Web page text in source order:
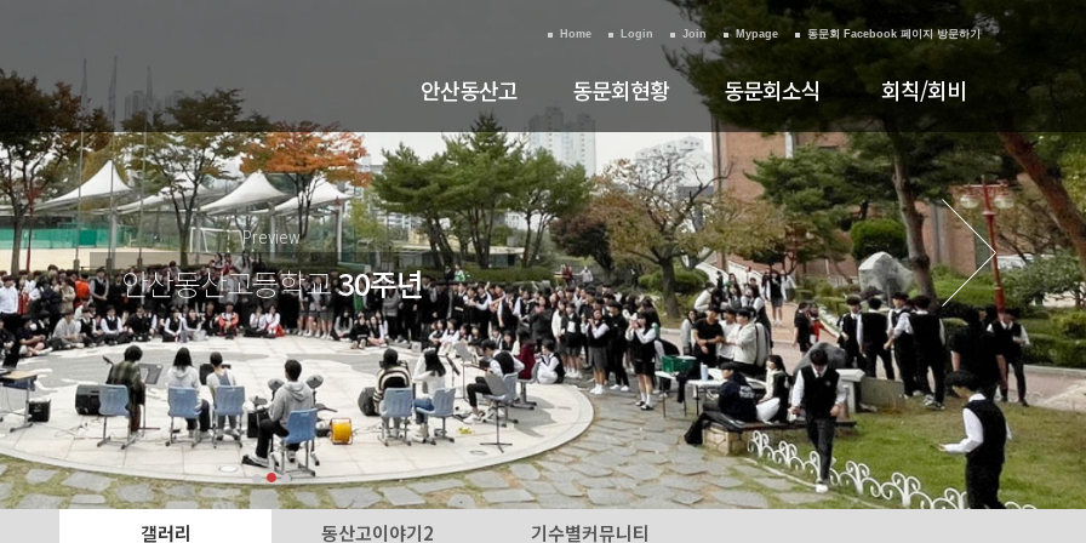
Home Login Join Mypage 동문회 Facebook 페이지 방문하기
안산동산고 동문회현황
회장인사말
임원명단
임원회의보고
졸업생현황
동문회소식
공지사항
갤러리
동산고이야기2
기수별커뮤니티
회칙/회비
회칙
회비안내
Preview
안산동산고등학교30주년
갤러리 동산고이야기2 기수별커뮤니티